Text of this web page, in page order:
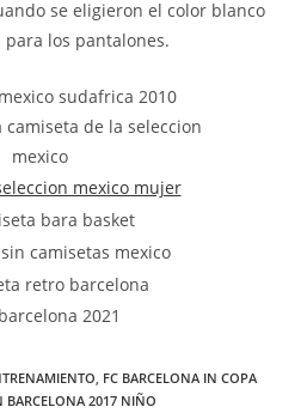
se eligieron el color blanco
los pantalones.
, FC BARCELONA IN COPA
BARCELONA 2017 NIÑO